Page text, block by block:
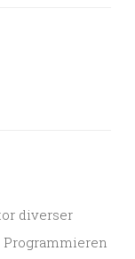
diverser
Programmieren